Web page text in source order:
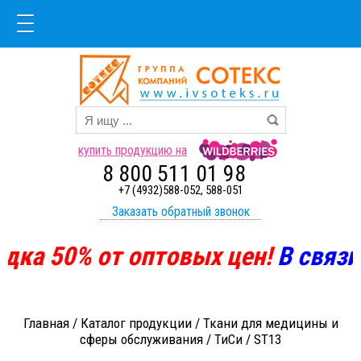
купить продукцию на
8 800 511 01 98
+7 (4932)588-052, 588-051
Заказать обратный звонок
50%от оптовых цен!Всвязи
Главная/ Каталог продукции/ Ткани для медицины и
сферы обслуживания / ТиСи / ST13